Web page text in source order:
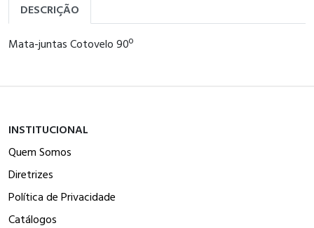
DESCRIÇÃO
Mata-juntas Cotovelo 90º
INSTITUCIONAL
Quem Somos
Diretrizes
Política de Privacidade
Catálogos